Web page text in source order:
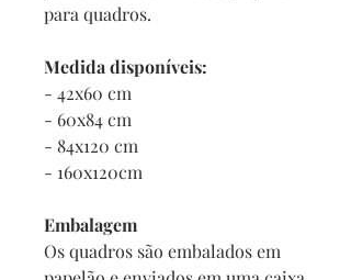
para quadros.
Medida disponíveis:
- 42x60 cm
- 60x84 cm
- 84x120 cm
- 160x120cm
Embalagem
Os quadros são embalados em